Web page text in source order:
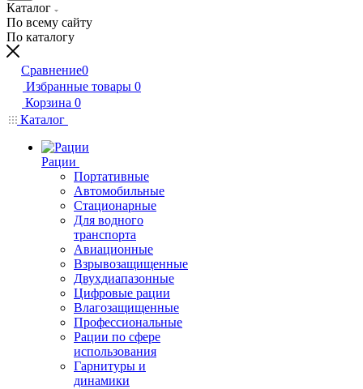
Каталог
По всему сайту
По каталогу
Сравнение0
Избранные товары 0
Корзина 0
Каталог
Рации
Портативные
Автомобильные
Стационарные
Для водного
транспорта
Авиационные
Взрывозащищенные
Двухдиапазонные
Цифровые рации
Влагозащищенные
Профессиональные
Рации по сфере
использования
Гарнитуры и
динамики